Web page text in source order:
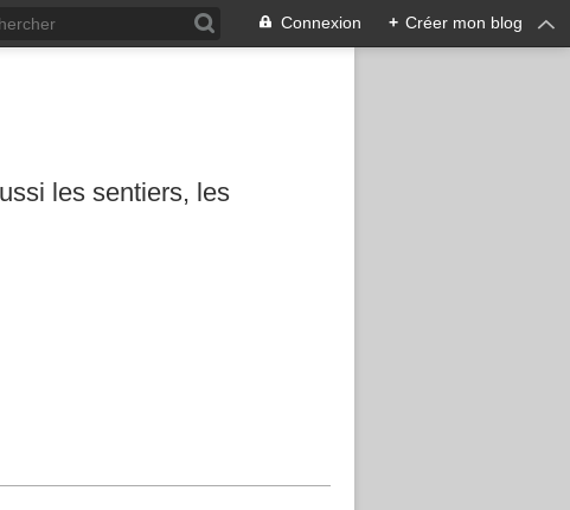
Connexion + Créer mon blog
les sentiers, les